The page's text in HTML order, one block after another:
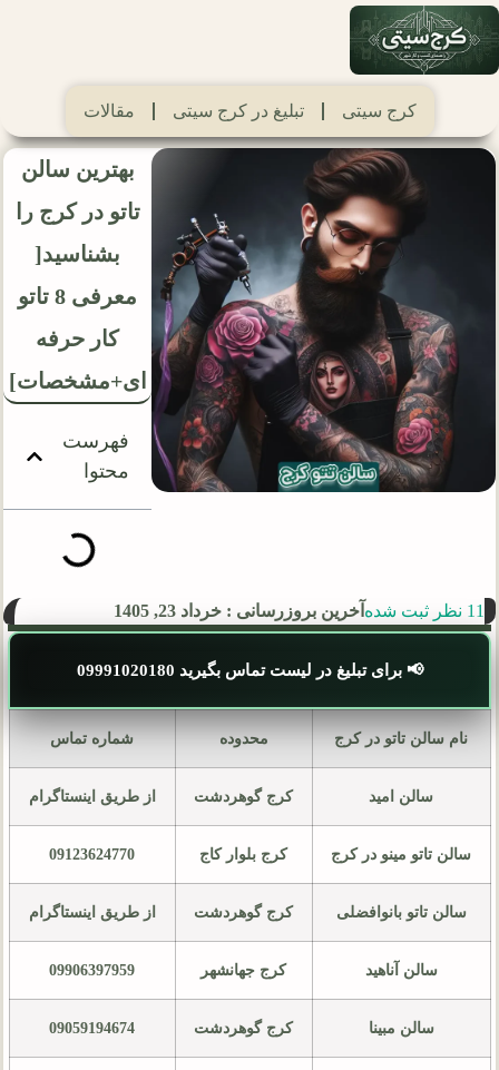
کرج سیتی تبلیغ در کرج سیتی مقالات
بهترین سالن
تاتو در کرج را
بشناسید[
معرفی 8 تاتو
کار حرفه
ای+مشخصات]
فهرست
محتوا
11 نظر ثبت شده آخرین بروزرسانی : خرداد 23, 1405
📢 برای تبلیغ در لیست تماس بگیرید 09991020180
نام سالن تاتو در کرج محدوده شماره تماس
سالن امید کرج گوهردشت از طریق اینستاگرام
سالن تاتو مینو در کرج کرج بلوار کاج 09123624770
سالن تاتو بانوافضلی کرج گوهردشت از طریق اینستاگرام
سالن آناهید کرج جهانشهر 09906397959
سالن مبینا کرج گوهردشت 09059194674